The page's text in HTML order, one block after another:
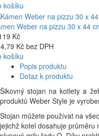
košíku
Weber na pizzu 30 x 44
Kč
Kč bez DPH
košíku
Popis produktu
Dotaz k produktu
Šikovný stojan na kotlety a
produktů Weber Style je
Stojan můžete používat na
jejichž kotel dosahuje